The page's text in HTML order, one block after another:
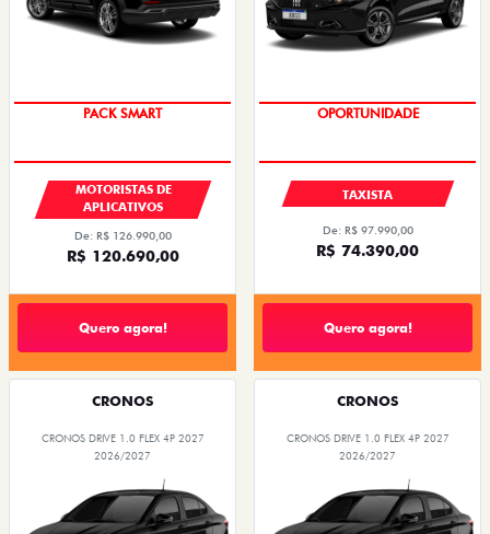
PACK SMART
MOTORISTAS DE
APLICATIVOS
De: R$ 126.990,00
R$ 120.690,00
Quero agora!
OPORTUNIDADE
TAXISTA
De: R$ 97.990,00
R$ 74.390,00
Quero agora!
CRONOS
CRONOS DRIVE 1.0 FLEX 4P 2027
2026/2027
CRONOS
CRONOS DRIVE 1.0 FLEX 4P 2027
2026/2027